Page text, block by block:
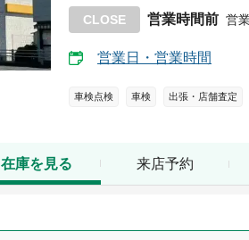
CLOSE 営業時間前 営
営業日・営業時間
車検点検 車検 出張・店舗査定
在庫を見る 来店予約